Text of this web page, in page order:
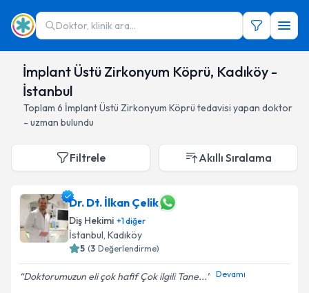
Doktor, klinik ara...
İmplant Üstü Zirkonyum Köprü, Kadıköy -
İstanbul
Toplam 6 İmplant Üstü Zirkonyum Köprü tedavisi yapan doktor
- uzman bulundu
Filtrele Akıllı Sıralama
Dr. Dt. İlkan Çelik
Diş Hekimi +1diğer
İstanbul, Kadıköy
5 (3 Değerlendirme)
Doktorumuzun eli çok hafif Çok ilgili Tane... Devamı